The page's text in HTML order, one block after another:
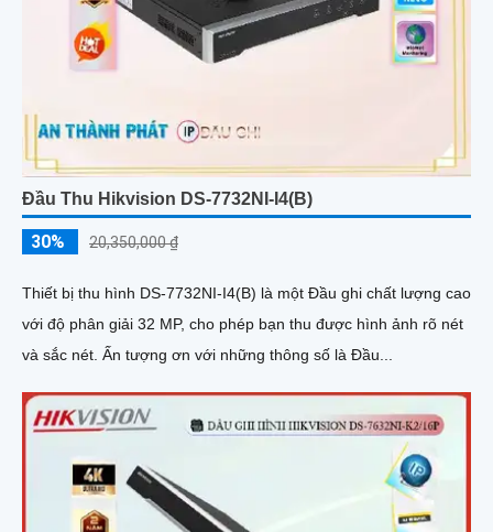
Đầu Thu Hikvision DS-7732NI-I4(B)
30% 20,350,000 ₫
Thiết bị thu hình DS-7732NI-I4(B) là một Đầu ghi chất lượng cao
với độ phân giải 32 MP, cho phép bạn thu được hình ảnh rõ nét
và sắc nét. Ấn tượng ơn với những thông số là Đầu...